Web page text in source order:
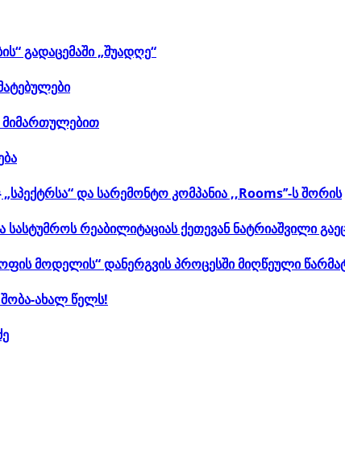
გადაცემაში „შუადღე“
მიმართულებით
და სარემონტო კომპანია ,,Rooms’’-ს შორის
რეაბილიტაციას ქეთევან ნატრიაშვილი
მოდელის“ დანერგვის პროცესში მიღწეული
ახალ წელს!